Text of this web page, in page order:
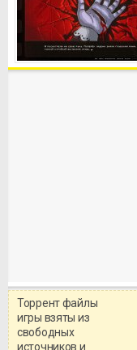
Торрент файлы
игры взяты из
свободных
источников и